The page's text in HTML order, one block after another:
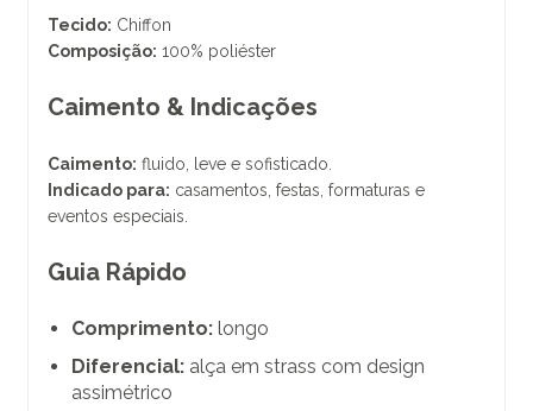
Tecido: Chiffon
Composição: 100% poliéster
Caimento & Indicações
Caimento: fluido, leve e sofisticado.
Indicado para: casamentos, festas, formaturas e
eventos especiais.
Guia Rápido
Comprimento: longo
Diferencial: alça em strass com design
assimétrico